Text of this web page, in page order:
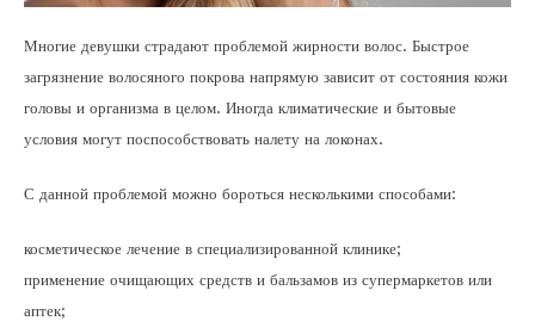
Многие девушки страдают проблемой жирности волос. Быстрое
загрязнение волосяного покрова напрямую зависит от состояния кожи
головы и организма в целом. Иногда климатические и бытовые
условия могут поспособствовать налету на локонах.
С данной проблемой можно бороться несколькими способами:
косметическое лечение в специализированной клинике;
применение очищающих средств и бальзамов из супермаркетов или
аптек;